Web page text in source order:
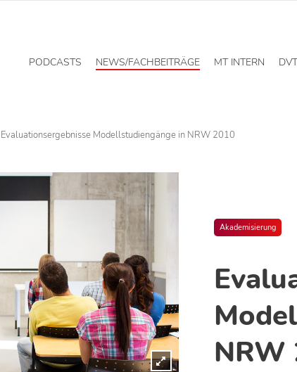
PODCASTS NEWS/FACHBEITRÄGE MT INTERN
Evaluationsergebnisse Modellstudiengänge in NRW 2010
Akademisierung
NRW